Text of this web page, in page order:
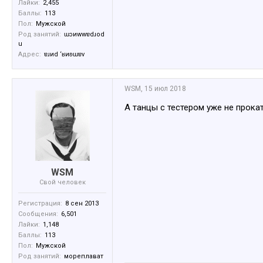
Лайки: 2,455
Баллы: 113
Пол: Мужской
Род занятий: ɯɔиwwɐdɹоd
u
Адрес: ɐɹиd ‘ʁиʚɯɐv
WSM
Свой человек
Регистрация: 8 сен 2013
Сообщения: 6,501
Лайки: 1,148
Баллы: 113
Пол: Мужской
Род занятий: мореплават
WSM 15 июл 2018
А танцы с тестером уже не